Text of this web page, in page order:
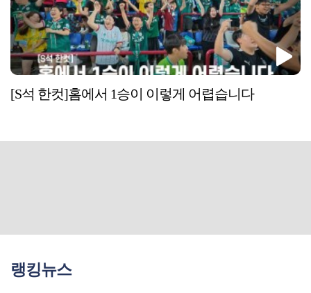
[S석 한컷]홈에서 1승이 이렇게 어렵습니다
랭킹뉴스